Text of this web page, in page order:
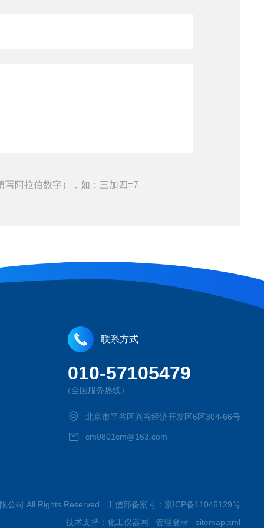
写阿拉伯数字），如：三加四=7
联系方式
010-57105479
（全国服务热线）
北京市平谷区兴谷经济开发区6区304-66号
cm0801cm@163.com
公司 All Rights Reserved 工信部备案号： 京ICP备11046129号
技术支持： 化工仪器网 管理登录 sitemap.xml